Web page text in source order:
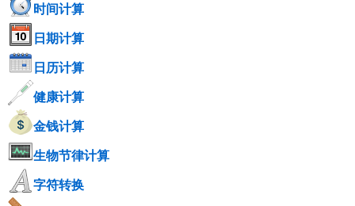
时间计算
日期计算
日历计算
健康计算
金钱计算
生物节律计算
字符转换